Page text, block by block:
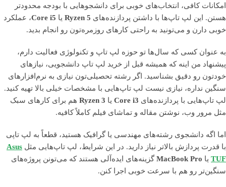
امکانات کافی، انتخاب‌های خوبی برای دانشجوهایی با بودجه محدودتر
هستن. این لپ تاپ‌ها با داشتن پردازنده‌های Ryzen 5 یا Core i5، عملکرد
خوبی دارن و می‌تونید به راحتی کارهای روزمره‌تون رو انجام بدید.
به عنوان کسی که سال‌ها تو حوزه لپ تاپ و تکنولوژی فعالیت دارم،
پیشنهاد من اینه که همیشه قبل از خرید لپ تاپ دانشجویی، نیازهای
خودتون رو دقیق بشناسید. اگر رشته تحصیلی‌تون نیازی به نرم‌افزارهای
سنگین نداره، نیازی نیست لپ تاپ‌هایی با مشخصات خیلی بالا تهیه کنید.
لپ تاپ‌هایی با پردازنده‌های Core i3 یا Ryzen 3 هم برای کارهای سبک
مثل مرور وب، نوشتن مقاله و تماشای فیلم کاملاً کافیه.
اما اگه دانشجوی رشته‌های مهندسی یا گرافیک هستید، قطعاً به لپ تاپی
با قدرت پردازش بالاتر نیاز دارید. در این شرایط، لپ تاپ‌هایی مثل Asus
TUF یا MacBook Proگزینه‌های ایده‌آلی هستند که می‌تونن پروژه‌های
سنگین‌تر رو هم با سرعت خوبی اجرا کنن.